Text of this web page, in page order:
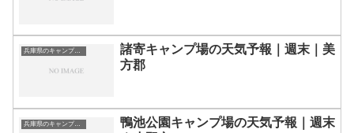
兵庫県のキャンプ場一覧
諸寄キャンプ場の天気予報｜週末｜美
方郡
兵庫県のキャンプ場一覧
鴨池公園キャンプ場の天気予報｜週末